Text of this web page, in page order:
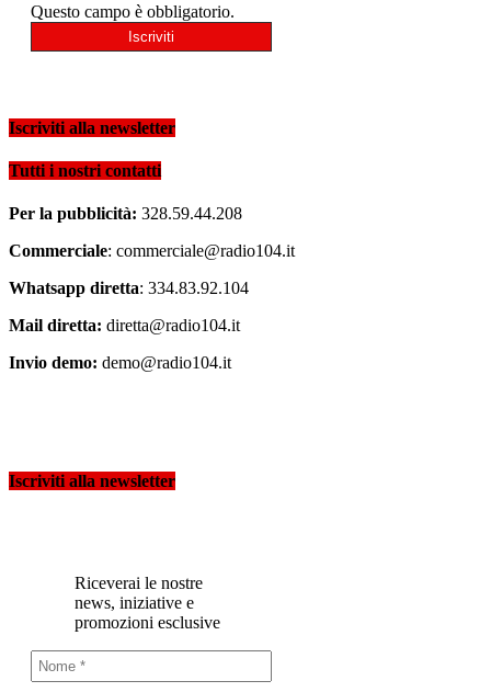
Questo campo è obbligatorio.
Iscriviti alla newsletter
Tutti i nostri contatti
Per la pubblicità: 328.59.44.208
Commerciale: commerciale@radio104.it
Whatsapp diretta: 334.83.92.104
Mail diretta: diretta@radio104.it
Invio demo: demo@radio104.it
Iscriviti alla newsletter
Riceverai le nostre
news, iniziative e
promozioni esclusive